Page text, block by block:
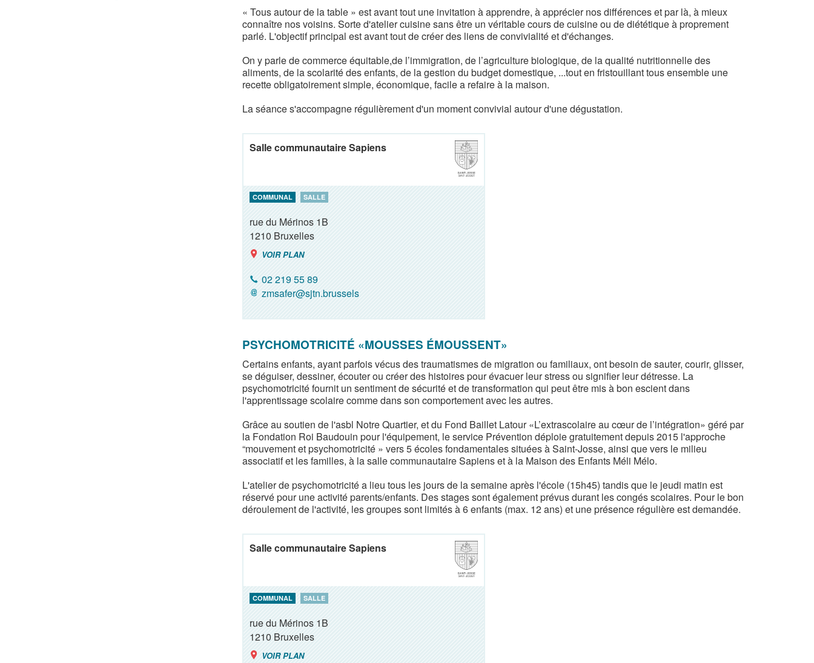
« Tous autour de la table » est avant tout une invitation à apprendre, à apprécier nos différences et par là, à mieux
connaître nos voisins. Sorte d'atelier cuisine sans être un véritable cours de cuisine ou de diététique à proprement
parlé. L'objectif principal est avant tout de créer des liens de convivialité et d'échanges.
On y parle de commerce équitable,de l’immigration, de l’agriculture biologique, de la qualité nutritionnelle des
aliments, de la scolarité des enfants, de la gestion du budget domestique, ...tout en fristouillant tous ensemble une
recette obligatoirement simple, économique, facile a refaire à la maison.
La séance s'accompagne régulièrement d'un moment convivial autour d'une dégustation.
Salle communautaire Sapiens
COMMUNAL SALLE
rue du Mérinos 1B
1210Bruxelles
VOIR PLAN
02 219 55 89
zmsafer@sjtn.brussels
PSYCHOMOTRICITÉ «MOUSSES ÉMOUSSENT»
Certains enfants, ayant parfois vécus des traumatismes de migration ou familiaux, ont besoin de sauter, courir, glisser,
se déguiser, dessiner, écouter ou créer des histoires pour évacuer leur stress ou signifier leur détresse. La
psychomotricité fournit un sentiment de sécurité et de transformation qui peut être mis à bon escient dans
l'apprentissage scolaire comme dans son comportement avec les autres.
Grâce au soutien de l'asbl Notre Quartier, et du Fond Baillet Latour «L’extrascolaire au cœur de l’intégration» géré par
la Fondation Roi Baudouin pour l'équipement, le service Prévention déploie gratuitement depuis 2015 l'approche
“mouvement et psychomotricité » vers 5 écoles fondamentales situées à Saint-Josse, ainsi que vers le milieu
associatif et les familles, à la salle communautaire Sapiens et à la Maison des Enfants Méli Mélo.
L'atelier de psychomotricité a lieu tous les jours de la semaine après l'école (15h45) tandis que le jeudi matin est
réservé pour une activité parents/enfants. Des stages sont également prévus durant les congés scolaires. Pour le bon
déroulement de l'activité, les groupes sont limités à 6 enfants (max. 12 ans) et une présence régulière est demandée.
Salle communautaire Sapiens
COMMUNAL SALLE
rue du Mérinos 1B
1210Bruxelles
VOIR PLAN